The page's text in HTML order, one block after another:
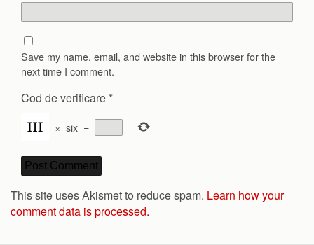
Save my name, email, and website in this browser for the
next time I comment.
Cod de verificare *
× six =
This site uses Akismet to reduce spam. Learn how your
comment data is processed.